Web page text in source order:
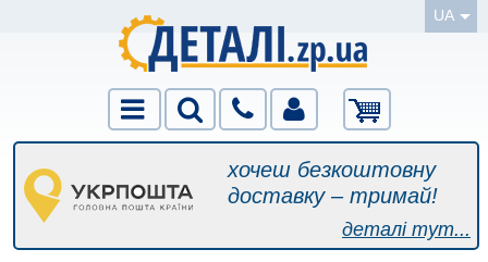
UA
хочеш безкоштовну
доставку – тримай!
деталі тут...